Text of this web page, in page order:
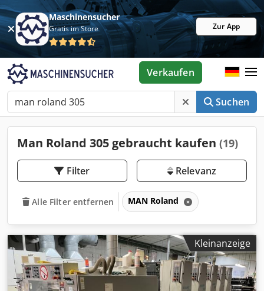
Maschinensucher
Gratis im Store Zur App
Suchen
Verkaufen
Man Roland 305 gebraucht kaufen (19)
Filter Relevanz
Alle Filter entfernen MAN Roland
Kleinanzeige